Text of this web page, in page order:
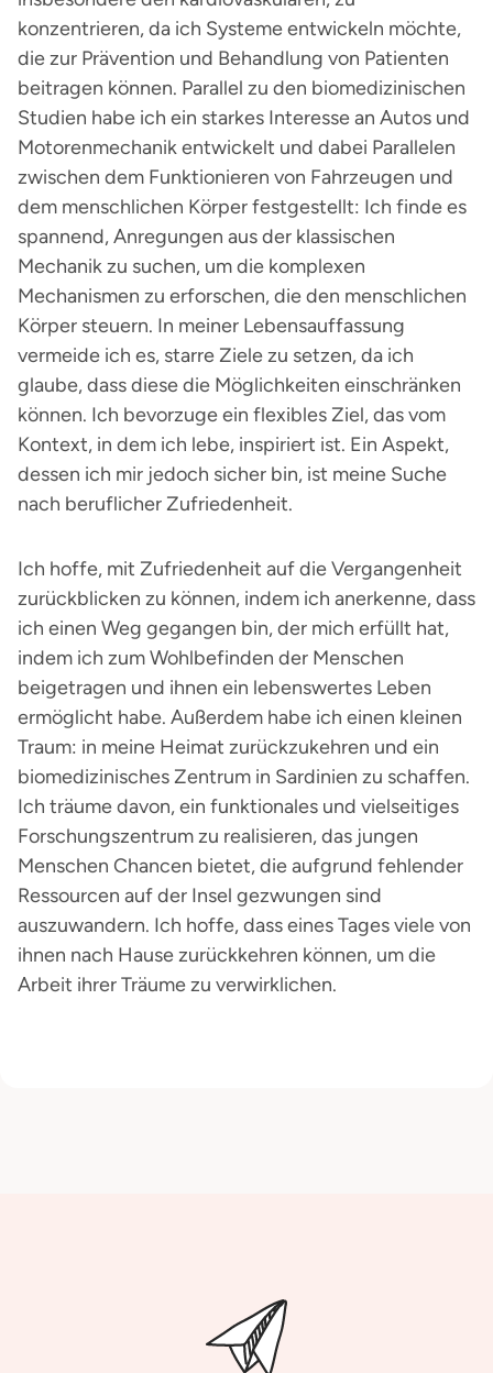
konzentrieren, da ich Systeme entwickeln möchte,
die zur Prävention und Behandlung von Patienten
beitragen können. Parallel zu den biomedizinischen
Studien habe ich ein starkes Interesse an Autos und
Motorenmechanik entwickelt und dabei Parallelen
zwischen dem Funktionieren von Fahrzeugen und
dem menschlichen Körper festgestellt: Ich finde es
spannend, Anregungen aus der klassischen
Mechanik zu suchen, um die komplexen
Mechanismen zu erforschen, die den menschlichen
Körper steuern. In meiner Lebensauffassung
vermeide ich es, starre Ziele zu setzen, da ich
glaube, dass diese die Möglichkeiten einschränken
können. Ich bevorzuge ein flexibles Ziel, das vom
Kontext, in dem ich lebe, inspiriert ist. Ein Aspekt,
dessen ich mir jedoch sicher bin, ist meine Suche
nach beruflicher Zufriedenheit.
Ich hoffe, mit Zufriedenheit auf die Vergangenheit
zurückblicken zu können, indem ich anerkenne, dass
ich einen Weg gegangen bin, der mich erfüllt hat,
indem ich zum Wohlbefinden der Menschen
beigetragen und ihnen ein lebenswertes Leben
ermöglicht habe. Außerdem habe ich einen kleinen
Traum: in meine Heimat zurückzukehren und ein
biomedizinisches Zentrum in Sardinien zu schaffen.
Ich träume davon, ein funktionales und vielseitiges
Forschungszentrum zu realisieren, das jungen
Menschen Chancen bietet, die aufgrund fehlender
Ressourcen auf der Insel gezwungen sind
auszuwandern. Ich hoffe, dass eines Tages viele von
ihnen nach Hause zurückkehren können, um die
Arbeit ihrer Träume zu verwirklichen.